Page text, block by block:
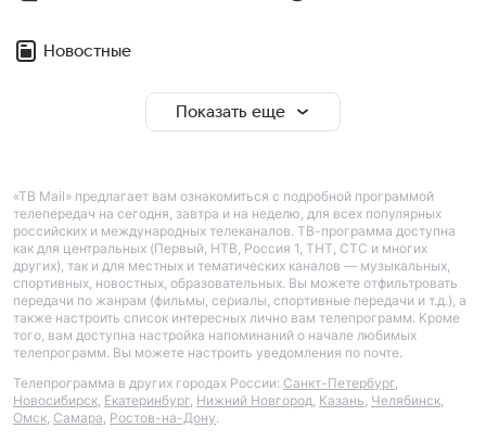
Новостные
Показать еще
«ТВ Mail» предлагает вам ознакомиться с подробной программой
телепередач на сегодня, завтра и на неделю, для всех популярных
российских и международных телеканалов. ТВ-программа доступна
как для центральных (Первый, НТВ, Россия 1, ТНТ, СТС и многих
других), так и для местных и тематических каналов — музыкальных,
спортивных, новостных, образовательных. Вы можете отфильтровать
передачи по жанрам (фильмы, сериалы, спортивные передачи и т.д.), а
также настроить список интересных лично вам телепрограмм. Кроме
того, вам доступна настройка напоминаний о начале любимых
телепрограмм. Вы можете настроить уведомления по почте.
Телепрограмма в других городах России: Санкт-Петербург,
Новосибирск, Екатеринбург, Нижний Новгород, Казань, Челябинск,
Омск, Самара, Ростов-на-Дону.